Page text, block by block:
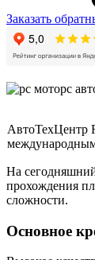
Заказать
АвтоТехЦентр
На
прохождения
сложности.
Основное